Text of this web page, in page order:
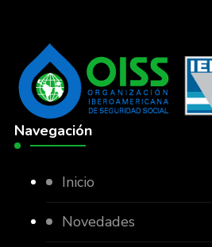
Navegación
Inicio
Novedades